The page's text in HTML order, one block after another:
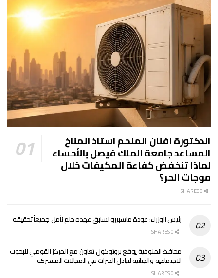
الدكتورة افنان الملحم استاذ المناخ
المساعد جامعة الملك فيصل بالأحساء
لماذا تنخفض كفاءة المكيفات خلال
موجات الحر؟
رئيس الوزراء: عودة ماسبيرو لسابق عهده حلم نأمل جميعاً تحقيقه
محافظ المنوفية يوقع بروتوكول تعاون مع المركز القومي للبحوث
الاجتماعية والجنائية لتبادل الخبرات في المجالات المشتركة